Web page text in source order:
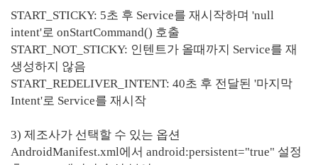
START_STICKY: 5초 후 Service를 재시작하며 'null
intent'로 onStartCommand() 호출
START_NOT_STICKY: 인텐트가 올때까지 Service를 재
생성하지 않음
START_REDELIVER_INTENT: 40초 후 전달된 '마지막
Intent'로 Service를 재시작
3) 제조사가 선택할 수 있는 옵션
AndroidManifest.xml에서 android:persistent="true" 설정